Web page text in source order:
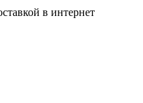
в интернет